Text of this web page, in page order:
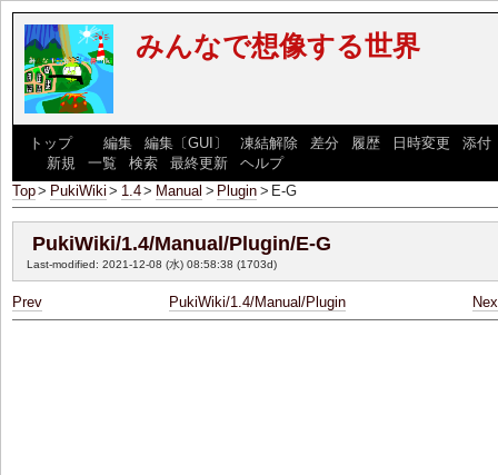
みんなで想像する世界
トップ] [ 編集| 編集〔GUI〕 凍結解除| 差分 履歴| 日時変更
添付
新規 一覧 検索| 最終更新| ヘルプ]
Top> PukiWiki > 1.4> Manual > Plugin > E-G
PukiWiki/1.4/Manual/Plugin/E-G
Last-modified: 2021-12-08 (水) 08:58:38 (1703d)
Prev PukiWiki/1.4/Manual/Plugin